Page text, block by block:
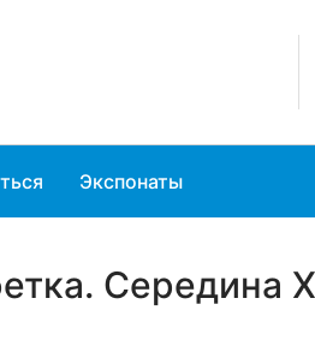
Экспонаты
Середина